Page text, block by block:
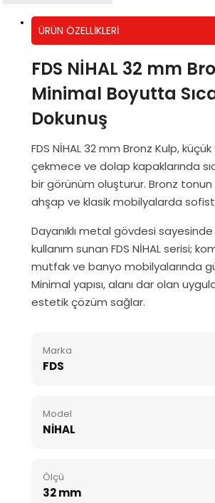
ÜRÜN ÖZELLIKLERI
FDS NİHAL 32 mm
Minimal Boyutta
Dokunuş
FDS NİHAL 32 mm Bronz Kulp,
çekmece ve dolap kapaklarında
bir görünüm oluşturur. Bronz
ahşap ve klasik mobilyalarda
Dayanıklı metal gövdesi
kullanım sunan FDS NİHAL serisi;
mutfak ve banyo mobilyalarında
Minimal yapısı, alanı dar olan
estetik çözüm sağlar.
Marka
FDS
Model
NİHAL
Ölçü
32 mm